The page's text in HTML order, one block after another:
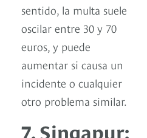
sentido, la multa suele
oscilar entre 30 y 70
euros, y puede
aumentar si causa un
incidente o cualquier
otro problema similar.
7. Singapur: